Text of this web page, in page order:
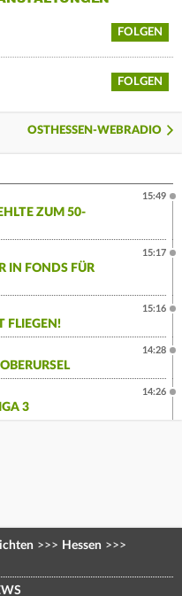
FOLGEN
FOLGEN
OSTHESSEN-WEBRADIO
ZUM 50-
15:49
IN FONDS FÜR
15:17
FLIEGEN!
15:16
14:28
3
14:26
>>> Hessen >>>